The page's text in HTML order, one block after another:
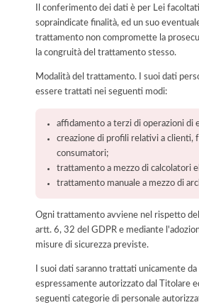
Il conferimento dei dati è per Lei
sopraindicate finalità, ed un suo
trattamento non compromette la
la congruità del trattamento stesso.
Modalità del trattamento. I suoi dati
essere trattati nei seguenti modi:
affidamento a terzi di operazioni di
creazione di profili relativi a clienti,
consumatori;
trattamento a mezzo di calcolatori
trattamento manuale a mezzo di
Ogni trattamento avviene nel rispetto
artt. 6, 32 del GDPR e mediante
misure di sicurezza previste.
I suoi dati saranno trattati unicamente
espressamente autorizzato dal Titolare
seguenti categorie di personale